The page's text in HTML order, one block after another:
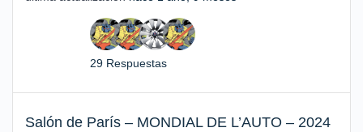
29 Respuestas
Salón de París – MONDIAL DE L’AUTO – 2024